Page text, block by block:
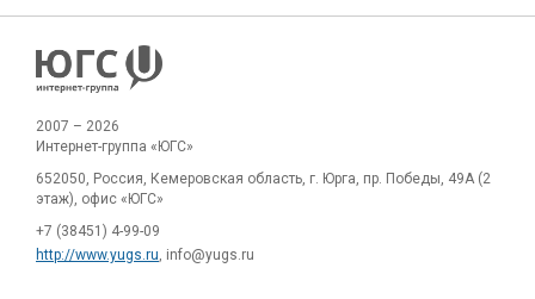
2007 – 2026
Интернет-группа «ЮГС»
652050, Россия, Кемеровская область, г. Юрга, пр. Победы, 49А (2
этаж), офис «ЮГС»
+7 (38451) 4-99-09
http://www.yugs.ru , info@yugs.ru